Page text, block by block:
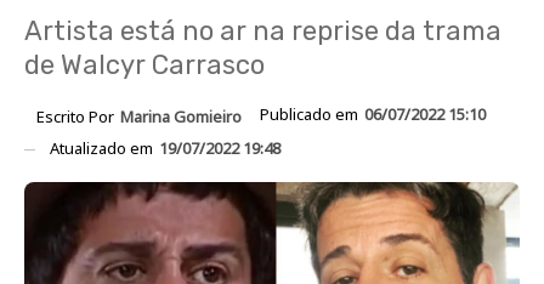
Artista está no ar na reprise da trama
de Walcyr Carrasco
Escrito Por Marina Gomieiro Publicado em 06/07/2022 15:10
Atualizado em 19/07/2022 19:48